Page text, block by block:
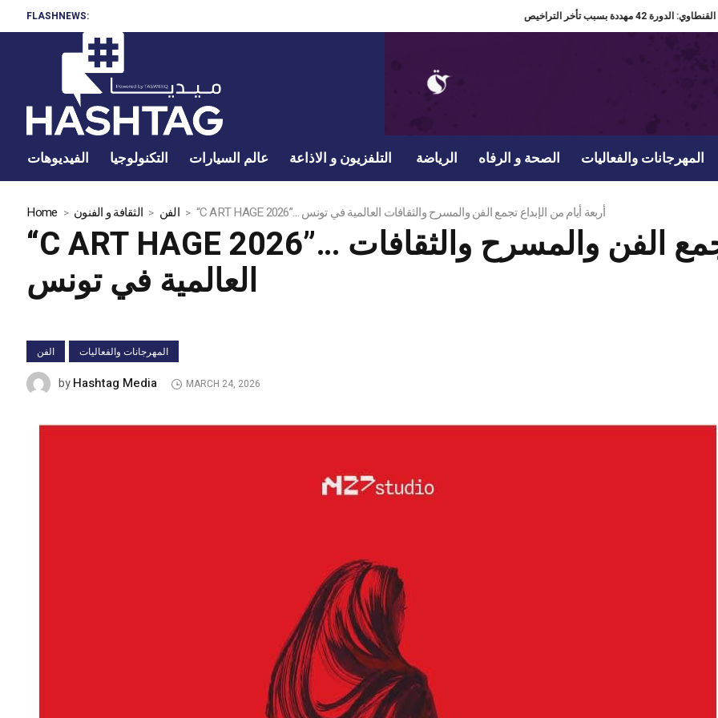
FLASHNEWS: مهرجان القنطاوي: الدورة 42 مهددة بسبب تأخر التراخيص
الفيديوهات التكنولوجيا عالم السيارات التلفزيون و الاذاعة الرياضة الصحة و الرفاه المهرجانات والفعاليات
Home الثقافة و الفنون الفن “C ART HAGE 2026”… أربعة أيام من الإبداع تجمع الفن والمسرح والثقافات العالمية في تونس
“C ART HAGE 2026”… أربعة أيام من الإبداع تجمع الفن والمسرح والثقافات
العالمية في تونس
الفن المهرجانات والفعاليات
byHashtag Media MARCH 24, 2026